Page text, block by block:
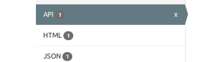
API 1 x
HTML 1
JSON 1